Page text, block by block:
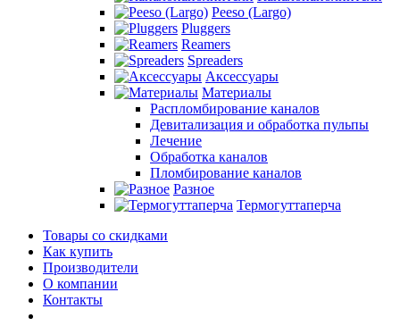
Peeso (Largo)
Pluggers
Reamers
Spreaders
Аксессуары
Материалы
Распломбирование каналов
Девитализация и обработка пульпы
Лечение
Обработка каналов
Пломбирование каналов
Разное
Термогуттаперча
Товары со скидками
Как купить
Производители
О компании
Контакты